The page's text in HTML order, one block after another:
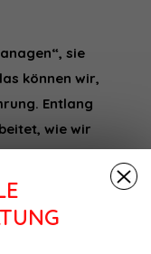
sie
können wir,
Entlang
wie wir
beschreibt sie
erklärt aber
Stimmen,